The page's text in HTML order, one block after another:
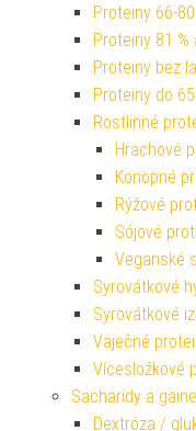
Proteiny 66-
Proteiny 81 %
Proteiny bez
Proteiny do
Rostlinné
Hrachové
Konopné
Rýžové
Sójové
Veganské
Syrovátkové
Syrovátkové
Vaječné
Vícesložkové
Sacharidy a
Dextróza /